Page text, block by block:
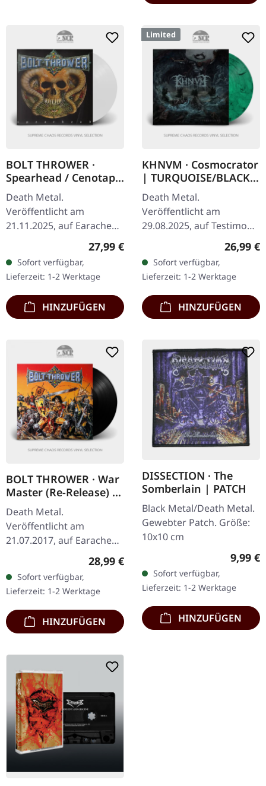
BOLT THROWER ·
Spearhead / Cenotaph
| WHITE LP
Death Metal.
Veröffentlicht am
21.11.2025, auf Earache
Records. Weißes Vinyl LP.
Plastic Head Exclusive
Weiß Vinyl Edition. Diese
spezielle Plastic…
Regulärer Preis:
27,99 €
Sofort verfügbar,
Lieferzeit: 1-2 Werktage
HINZUFÜGEN
Limited
KHNVM · Cosmocrator
| TURQUOISE/BLACK
LP
Death Metal.
Veröffentlicht am
29.08.2025, auf Testimony
Records. Transparent
Türkis Grün/Schwarz
marmoriertes Vinyl mit 2-
seitigem Insert,…
26,99 €
Sofort verfügbar,
Lieferzeit: 1-2 Werktage
HINZUFÜGEN
BOLT THROWER · War
Master (Re-Release) |
BLACK LP
Death Metal.
Veröffentlicht am
21.07.2017, auf Earache
Records. Schwarzes Vinyl,
FDR-Version im Gatefold-
Cover. 'Warmaster' steht
als monumentales…
Regulärer Preis:
28,99 €
Sofort verfügbar,
Lieferzeit: 1-2 Werktage
HINZUFÜGEN
DISSECTION · The
Somberlain | PATCH
Black Metal/Death Metal.
Gewebter Patch. Größe:
10x10 cm
9,99 €
Sofort verfügbar,
Lieferzeit: 1-2 Werktage
HINZUFÜGEN